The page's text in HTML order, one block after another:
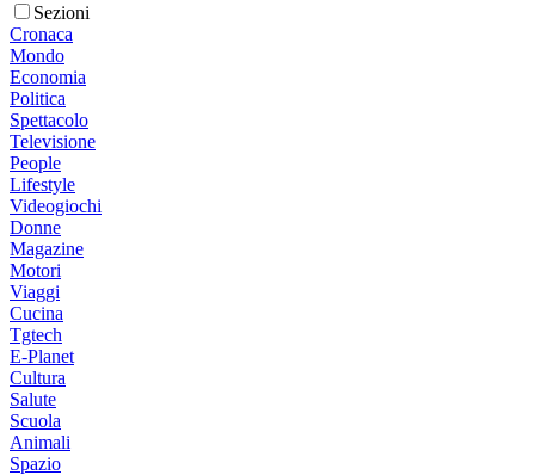
Sezioni
Cronaca
Mondo
Economia
Politica
Spettacolo
Televisione
People
Lifestyle
Videogiochi
Donne
Magazine
Motori
Viaggi
Cucina
Tgtech
E-Planet
Cultura
Salute
Scuola
Animali
Spazio